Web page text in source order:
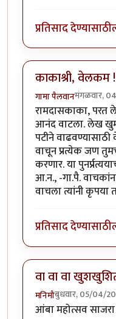
प्रतिसाद देण्यासाठी
काकाश्री, वेलकम !
गामा पैलवानमंगळवार,
रामदासकाका, परत
आनंद वाटला. लेख
पटीने
वाचून प्रत्येक जण
करणार. या
आ.न., -गा.पै.
वाचला त्यांनी कृपया
प्रतिसाद देण्यासाठी
वा वा वा
मनिमौबुधवार, 05/04/
आंबा महोत्सव